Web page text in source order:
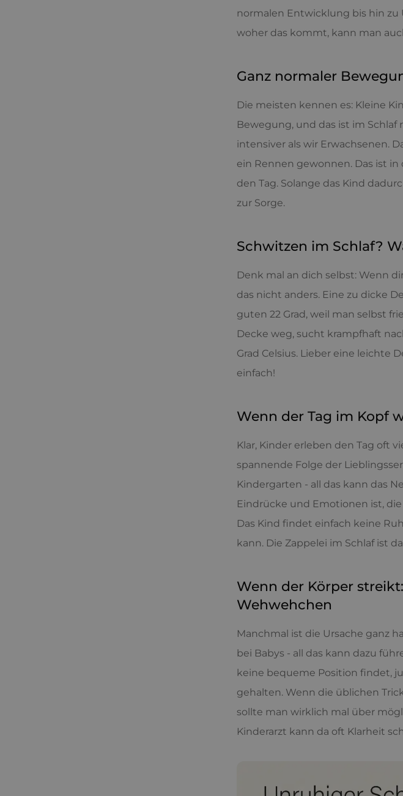
normalen Entwicklung bis hin
woher das kommt, kann man
Ganz normaler
Die meisten kennen es: Kleine
Bewegung, und das ist im
intensiver als wir Erwachsenen.
ein Rennen gewonnen. Das ist
den Tag. Solange das Kind
zur Sorge.
Schwitzen im Schlaf?
Denk mal an dich selbst: Wenn
das nicht anders. Eine zu dicke
guten 22 Grad, weil man selbst
Decke weg, sucht krampfhaft
Grad Celsius. Lieber eine leichte
einfach!
Wenn der Tag im Kopf
Klar, Kinder erleben den Tag oft
spannende Folge der
Kindergarten - all das kann das
Eindrücke und Emotionen ist,
Das Kind findet einfach keine
kann. Die Zappelei im Schlaf ist
Wenn der Körper
Wehwehchen
Manchmal ist die Ursache ganz
bei Babys - all das kann dazu
keine bequeme Position findet,
gehalten. Wenn die üblichen
sollte man wirklich mal über
Kinderarzt kann da oft Klarheit